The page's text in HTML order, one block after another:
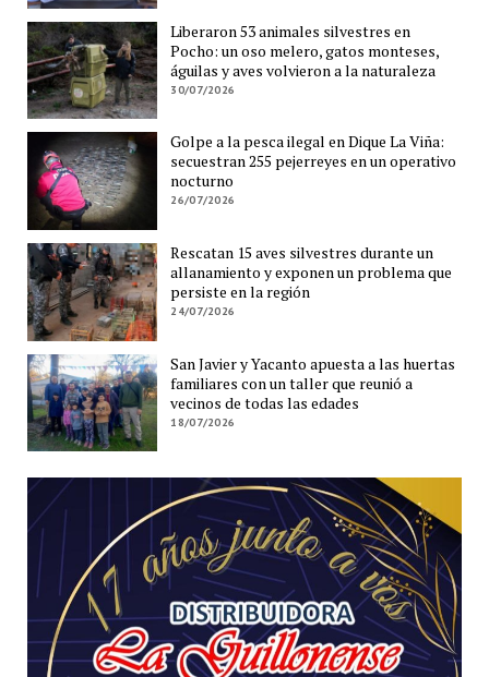
Liberaron 53 animales silvestres en
Pocho: un oso melero, gatos monteses,
águilas y aves volvieron a la naturaleza
30/07/2026
Golpe a la pesca ilegal en Dique La Viña:
secuestran 255 pejerreyes en un operativo
nocturno
26/07/2026
Rescatan 15 aves silvestres durante un
allanamiento y exponen un problema que
persiste en la región
24/07/2026
San Javier y Yacanto apuesta a las huertas
familiares con un taller que reunió a
vecinos de todas las edades
18/07/2026